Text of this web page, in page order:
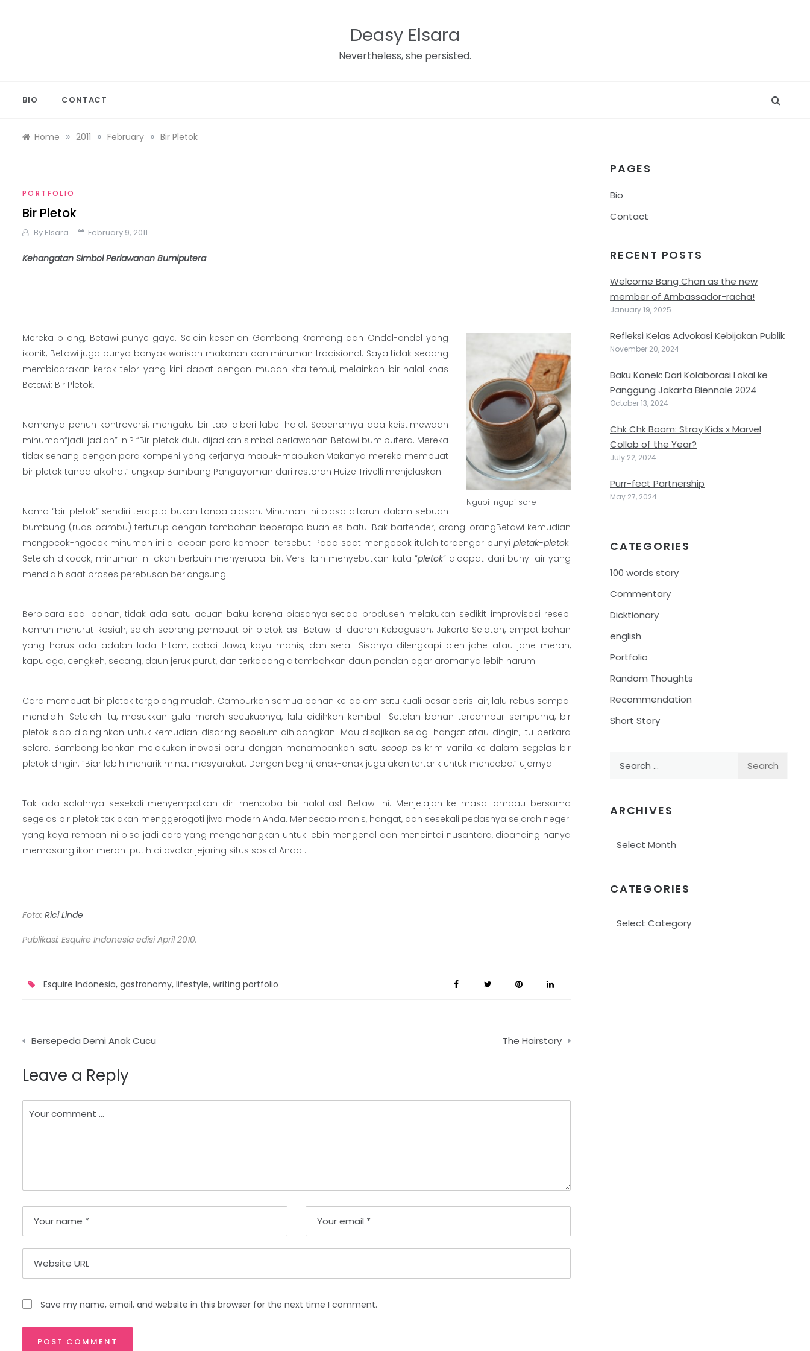
Deasy Elsara
Nevertheless, she persisted.
BIO CONTACT
Home » 2011 » February » Bir Pletok
PORTFOLIO
Bir Pletok
By Elsara February 9, 2011
Kehangatan Simbol Perlawanan Bumiputera
Ngupi-ngupi sore
Mereka bilang, Betawi punye gaye. Selain kesenian Gambang Kromong dan Ondel-ondel yang
ikonik, Betawi juga punya banyak warisan makanan dan minuman tradisional. Saya tidak sedang
membicarakan kerak telor yang kini dapat dengan mudah kita temui, melainkan bir halal khas
Betawi: Bir Pletok.
Namanya penuh kontroversi, mengaku bir tapi diberi label halal. Sebenarnya apa keistimewaan
minuman“jadi-jadian” ini? “Bir pletok dulu dijadikan simbol perlawanan Betawi bumiputera. Mereka
tidak senang dengan para kompeni yang kerjanya mabuk-mabukan.Makanya mereka membuat
bir pletok tanpa alkohol,” ungkap Bambang Pangayoman dari restoran Huize Trivelli menjelaskan.
Nama “bir pletok” sendiri tercipta bukan tanpa alasan. Minuman ini biasa ditaruh dalam sebuah
bumbung (ruas bambu) tertutup dengan tambahan beberapa buah es batu. Bak bartender, orang-orangBetawi kemudian
mengocok-ngocok minuman ini di depan para kompeni tersebut. Pada saat mengocok itulah terdengar bunyi pletak-pletok.
Setelah dikocok, minuman ini akan berbuih menyerupai bir. Versi lain menyebutkan kata “pletok” didapat dari bunyi air yang
mendidih saat proses perebusan berlangsung.
Berbicara soal bahan, tidak ada satu acuan baku karena biasanya setiap produsen melakukan sedikit improvisasi resep.
Namun menurut Rosiah, salah seorang pembuat bir pletok asli Betawi di daerah Kebagusan, Jakarta Selatan, empat bahan
yang harus ada adalah lada hitam, cabai Jawa, kayu manis, dan serai. Sisanya dilengkapi oleh jahe atau jahe merah,
kapulaga, cengkeh, secang, daun jeruk purut, dan terkadang ditambahkan daun pandan agar aromanya lebih harum.
Cara membuat bir pletok tergolong mudah. Campurkan semua bahan ke dalam satu kuali besar berisi air, lalu rebus sampai
mendidih. Setelah itu, masukkan gula merah secukupnya, lalu didihkan kembali. Setelah bahan tercampur sempurna, bir
pletok siap didinginkan untuk kemudian disaring sebelum dihidangkan. Mau disajikan selagi hangat atau dingin, itu perkara
selera. Bambang bahkan melakukan inovasi baru dengan menambahkan satu scoopes krim vanila ke dalam segelas bir
pletok dingin. “Biar lebih menarik minat masyarakat. Dengan begini, anak-anak juga akan tertarik untuk mencoba,” ujarnya.
Tak ada salahnya sesekali menyempatkan diri mencoba bir halal asli Betawi ini. Menjelajah ke masa lampau bersama
segelas bir pletok tak akan menggerogoti jiwa modern Anda. Mencecap manis, hangat, dan sesekali pedasnya sejarah negeri
yang kaya rempah ini bisa jadi cara yang mengenangkan untuk lebih mengenal dan mencintai nusantara, dibanding hanya
memasang ikon merah-putih di avatar jejaring situs sosial Anda .
Foto: Rici Linde
Publikasi: Esquire Indonesia edisi April 2010.
Esquire Indonesia, gastronomy, lifestyle, writing portfolio
Bersepeda Demi Anak Cucu The Hairstory
Leave a Reply
Save my name, email, and website in this browser for the next time I comment.
PAGES
Bio
Contact
RECENT POSTS
Welcome Bang Chan as the new
member of Ambassador-racha!
January 19, 2025
Refleksi Kelas Advokasi Kebijakan Publik
November 20, 2024
Baku Konek: Dari Kolaborasi Lokal ke
Panggung Jakarta Biennale 2024
October 13, 2024
Chk Chk Boom: Stray Kids x Marvel
Collab of the Year?
July 22, 2024
Purr-fect Partnership
May 27, 2024
CATEGORIES
100 words story
Commentary
Dicktionary
english
Portfolio
Random Thoughts
Recommendation
Short Story
ARCHIVES
CATEGORIES